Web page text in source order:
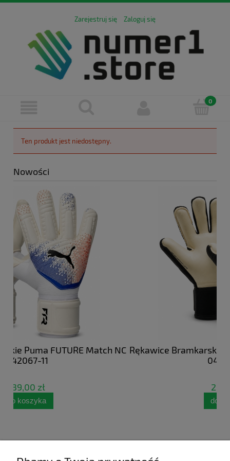
Zarejestruj się Zaloguj się
Ten produkt jest niedostępny.
Nowości
NC Rękawice Bramkarskie Puma FUTURE Pro